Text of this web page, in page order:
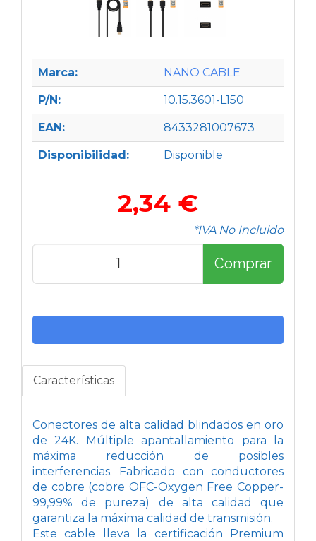
Marca: NANO CABLE
P/N: 10.15.3601-L150
EAN: 8433281007673
Disponibilidad: Disponible
2,34 €
*IVA No Incluido
Comprar
Características
Conectores de alta calidad blindados en oro
de 24K. Múltiple apantallamiento para la
máxima reducción de posibles
interferencias. Fabricado con conductores
de cobre (cobre OFC-Oxygen Free Copper-
99,99% de pureza) de alta calidad que
garantiza la máxima calidad de transmisión.
Este cable lleva la certificación Premium